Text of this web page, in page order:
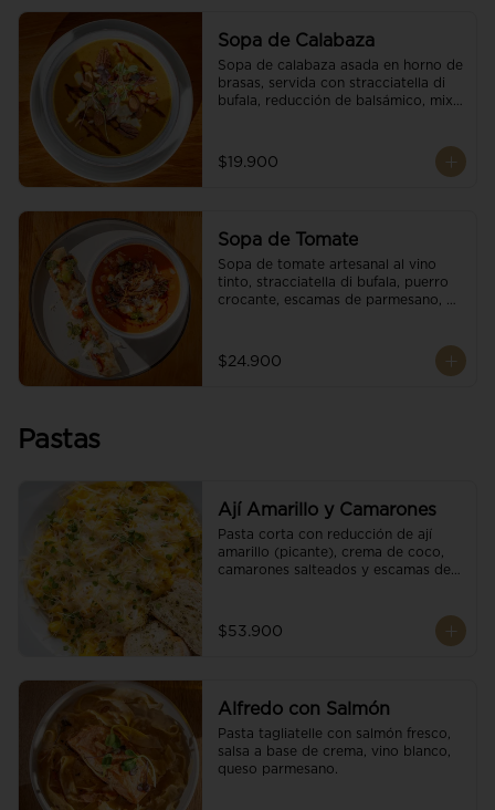
Sopa de Calabaza
Sopa de calabaza asada en horno de
brasas, servida con stracciatella di
bufala, reducción de balsámico, mix
$19.900
Sopa de Tomate
Sopa de tomate artesanal al vino
tinto, stracciatella di bufala, puerro
crocante, escamas de parmesano,
Acompañado de un tostón de pan
focaccia.
$24.900
Pastas
Ají Amarillo y Camarones
Pasta corta con reducción de ají
amarillo (picante), crema de coco,
camarones salteados y escamas de
$53.900
Alfredo con Salmón
Pasta tagliatelle con salmón fresco,
salsa a base de crema, vino blanco,
queso parmesano.